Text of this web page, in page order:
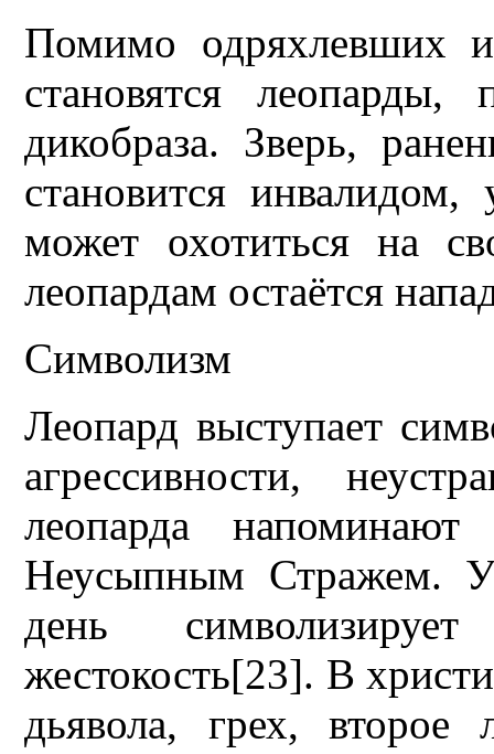
Помимо одряхлевших
становятся
дикобраза. Зверь,
становится
может охотиться на
леопардам остаётся
Символизм
Леопард выступает
агрессивности,
леопарда
Неусыпным Стражем.
день
жестокость[23]. В
дьявола, грех,